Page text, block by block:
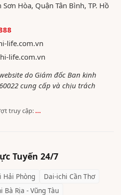
Hòa, Quận Tân Bình, TP. Hồ
life.com.vn
life.com.vn
do Giám đốc Ban kinh
cung cấp và chịu trách
truy cập:...
Tuyến 24/7
Hải Phòng Dai-ichi Cần Thơ
Bà Rịa - Vũng Tàu